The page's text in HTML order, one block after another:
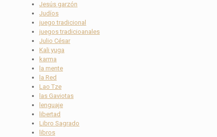
Jesús garzón
Judíos
juego tradicional
juegos tradicioanales
Julio César
Kali yuga
karma
la mente
la Red
Lao Tze
las Gaviotas
lenguaje
libertad
Libro Sagrado
libros